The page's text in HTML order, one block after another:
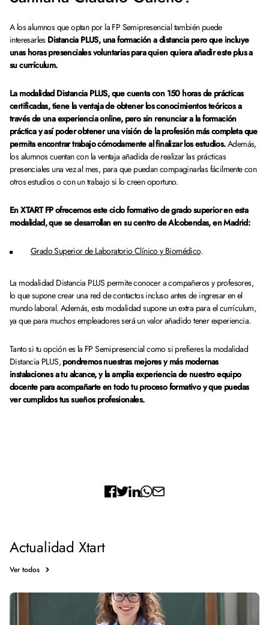
A los alumnos que optan por la FP Semipresencial también puede
interesarles Distancia PLUS, una formación a distancia pero que incluye
unas horas presenciales voluntarias para quien quiera añadir este plus a
su currículum.
La modalidad Distancia PLUS, que cuenta con 150 horas de prácticas
certificadas, tiene la ventaja de obtener los conocimientos teóricos a
través de una experiencia online, pero sin renunciar a la formación
práctica y así poder obtener una visión de la profesión más completa que
permita encontrar trabajo cómodamente al finalizar los estudios.Además,
los alumnos cuentan con la ventaja añadida de realizar las prácticas
presenciales una vez al mes, para que puedan compaginarlas fácilmente con
otros estudios o con un trabajo si lo creen oportuno.
En XTART FP ofrecemos este ciclo formativo de grado superior en esta
modalidad, que se desarrollan en su centro de Alcobendas, en Madrid:
Grado Superior de Laboratorio Clínico y Biomédico.
La modalidad Distancia PLUS permite conocer a compañeros y profesores,
lo que supone crear una red de contactos incluso antes de ingresar en el
mundo laboral. Además, esta modalidad supone un extra para el currículum,
ya que para muchos empleadores será un valor añadido tener experiencia.
Tanto si tu opción es la FP Semipresencial como si prefieres la modalidad
Distancia PLUS, pondremos nuestras mejores y más modernas
instalaciones a tu alcance, y la amplia experiencia de nuestro equipo
docente para acompañarte en todo tu proceso formativo y que puedas
ver cumplidos tus sueños profesionales.
Actualidad Xtart
Ver todos